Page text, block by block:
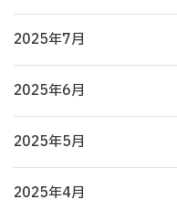
2025年7月
2025年6月
2025年5月
2025年4月